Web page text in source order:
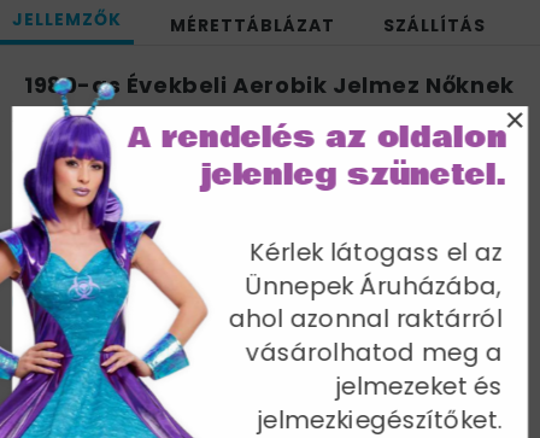
JELLEMZŐK MÉRETTÁBLÁZAT SZÁLLÍTÁS
1980-as Évekbeli Aerobik Jelmez Nőknek
A jelmez tartalma: overál + fejpánt + csuklópánt.
EU 36-38; Mellbőség 88-90 cm / Derékbőség 67-70 cm
/ Csípőméret 94-97 cm / Belső lábhossz 82 cm
Cikkszám: 43196S
További termékek a kategóriában
Kérlek látogass el az
Ünnepek Áruházába,
ahol azonnal raktárról
vásárolhatod meg a
jelmezeket és
jelmezkiegészítőket.
A rendelés az oldalon
jelenleg szünetel.
×